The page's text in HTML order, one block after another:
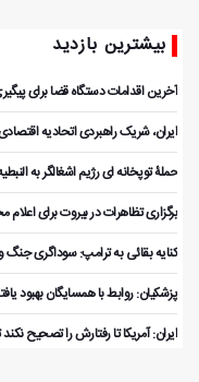
بیشترین بازدید
آخرین اقدامات دستگاه قضا برای
ایران، شریک راهبردی اتحادیه
حملۀ توپخانه ای رژیم اشغالگر به
برگزاری تظاهرات در بیروت برای
کنایه بقائی به ترامپ: سوداگری جنگ
پزشکیان: روابط با همسایگان بهبود
ایران: آمریکا تا رفتارش را تصحیح